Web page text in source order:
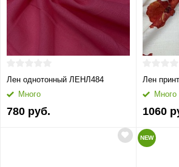
Лен однотонный ЛЕНЛ484
Много
780 руб.
Лен
Много
1060
NEW